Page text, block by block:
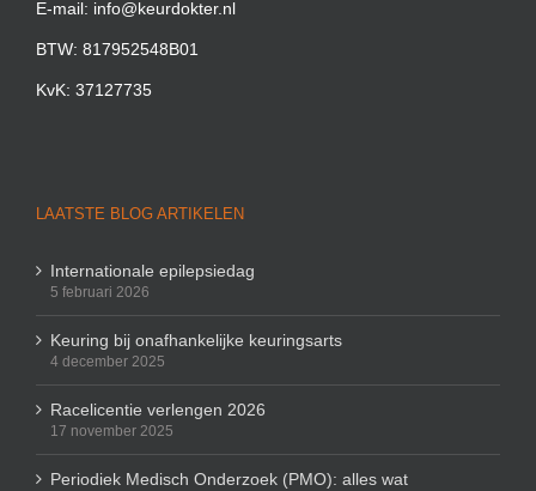
E-mail: info@keurdokter.nl
BTW: 817952548B01
KvK: 37127735
LAATSTE BLOG ARTIKELEN
Internationale epilepsiedag
5 februari 2026
Keuring bij onafhankelijke keuringsarts
4 december 2025
Racelicentie verlengen 2026
17 november 2025
Periodiek Medisch Onderzoek (PMO): alles wat